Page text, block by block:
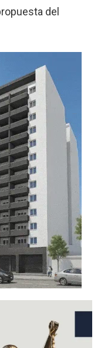
del